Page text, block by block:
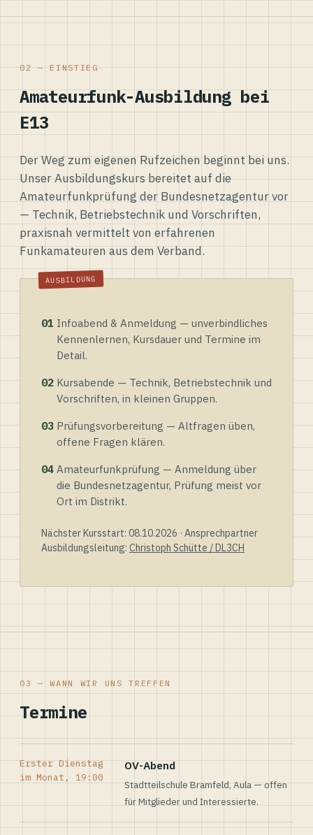
02 — EINSTIEG
Amateurfunk-Ausbildung bei
E13
Der Weg zum eigenen Rufzeichen beginnt bei uns.
Unser Ausbildungskurs bereitet auf die
Amateurfunkprüfung der Bundesnetzagentur vor
— Technik, Betriebstechnik und Vorschriften,
praxisnah vermittelt von erfahrenen
Funkamateuren aus dem Verband.
01 Infoabend & Anmeldung — unverbindliches
Kennenlernen, Kursdauer und Termine im
Detail.
02 Kursabende — Technik, Betriebstechnik und
Vorschriften, in kleinen Gruppen.
03 Prüfungsvorbereitung — Altfragen üben,
offene Fragen klären.
04 Amateurfunkprüfung — Anmeldung über
die Bundesnetzagentur, Prüfung meist vor
Ort im Distrikt.
Nächster Kursstart: 08.10.2026 · Ansprechpartner
Ausbildungsleitung: Christoph Schütte / DL3CH
03 — WANN WIR UNS TREFFEN
Termine
Erster Dienstag
im Monat, 19:00
OV-Abend
Stadtteilschule Bramfeld, Aula — offen
für Mitglieder und Interessierte.